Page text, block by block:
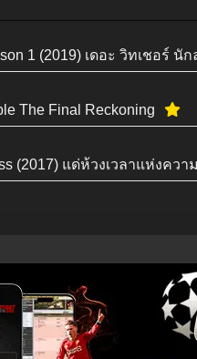
1 (2019) เดอะ วิทเชอร์ นั
The Final Reckoning
(2017) แด่ห้วงเวลาแห่งควา